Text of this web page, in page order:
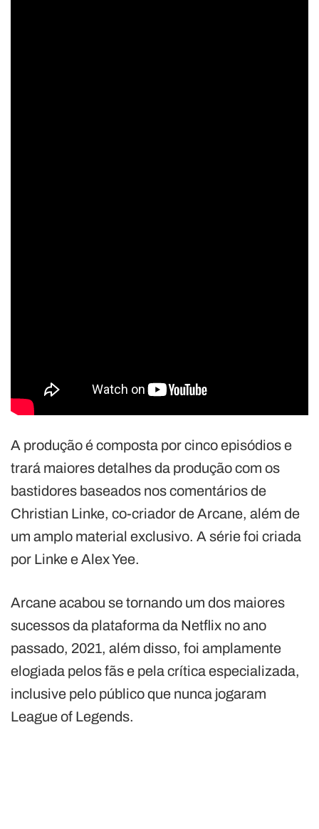
A produção é composta por cinco episódios e
trará maiores detalhes da produção com os
bastidores baseados nos comentários de
Christian Linke, co-criador de Arcane, além de
um amplo material exclusivo. A série foi criada
por Linke e Alex Yee.
Arcane acabou se tornando um dos maiores
sucessos da plataforma da Netflix no ano
passado, 2021, além disso, foi amplamente
elogiada pelos fãs e pela crítica especializada,
inclusive pelo público que nunca jogaram
League of Legends.